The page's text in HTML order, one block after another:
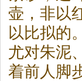
壶，非以
以比拟的
尤对朱泥
着前人脚